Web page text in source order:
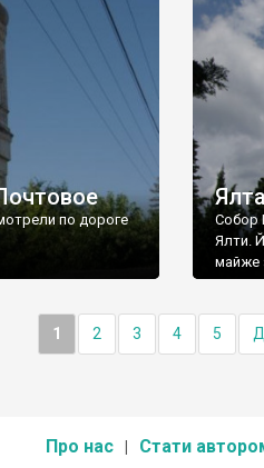
по дороге
Собор
Ялти.
майже
1 2 3 4 5
Про нас Стати